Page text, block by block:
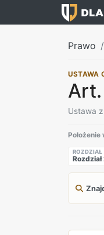
Prawo
USTAWA
Ustawa
Położenie
ROZDZIAŁ